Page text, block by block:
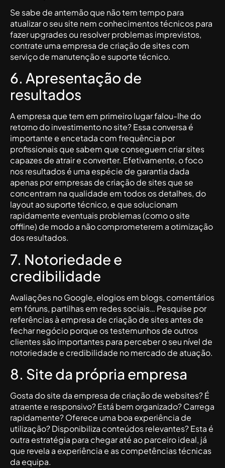
Se sabe de antemão que não tem tempo para
atualizar o seu site nem conhecimentos técnicos para
fazer upgrades ou resolver problemas imprevistos,
contrate uma empresa de criação de sites com
serviço de manutenção e suporte técnico.
6. Apresentação de
resultados
A empresa que tem em primeiro lugar falou-lhe do
retorno do investimento no site? Essa conversa é
importante e encetada com frequência por
profissionais que sabem que conseguem criar sites
capazes de atrair e converter. Efetivamente, o foco
nos resultados é uma espécie de garantia dada
apenas por empresas de criação de sites que se
concentram na qualidade em todos os detalhes, do
layout ao suporte técnico, e que solucionam
rapidamente eventuais problemas (como o site
offline) de modo a não comprometerem a otimização
dos resultados.
7. Notoriedade e
credibilidade
Avaliações no Google, elogios em blogs, comentários
em fóruns, partilhas em redes sociais… Pesquise por
referências à empresa de criação de sites antes de
fechar negócio porque os testemunhos de outros
clientes são importantes para perceber o seu nível de
notoriedade e credibilidade no mercado de atuação.
8. Site da própria empresa
Gosta do site da empresa de criação de websites? É
atraente e responsivo? Está bem organizado? Carrega
rapidamente? Oferece uma boa experiência de
utilização? Disponibiliza conteúdos relevantes? Esta é
outra estratégia para chegar até ao parceiro ideal, já
que revela a experiência e as competências técnicas
da equipa.